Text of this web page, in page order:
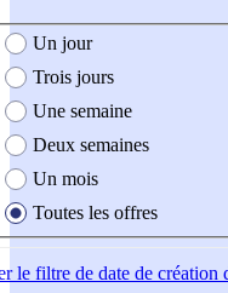
création de l'offre
Un jour
Trois jours
Une semaine
Deux semaines
Un mois
Toutes les offres
le filtre de date de création